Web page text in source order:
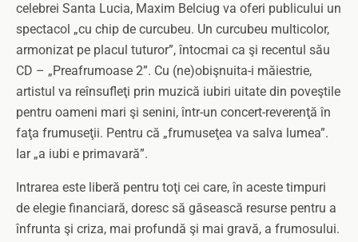
celebrei Santa Lucia, Maxim Belciug va oferi publicului un
spectacol „cu chip de curcubeu. Un curcubeu multicolor,
armonizat pe placul tuturor”, întocmai ca şi recentul său
CD – „Preafrumoase 2”. Cu (ne)obişnuita-i măiestrie,
artistul va reînsufleţi prin muzică iubiri uitate din poveştile
pentru oameni mari şi senini, într-un concert-reverenţă în
faţa frumuseţii. Pentru că „frumuseţea va salva lumea”.
Iar „a iubi e primavară”.
Intrarea este liberă pentru toţi cei care, în aceste timpuri
de elegie financiară, doresc să găsească resurse pentru a
înfrunta şi criza, mai profundă şi mai gravă, a frumosului.